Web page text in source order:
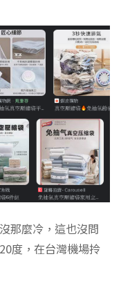
那麼冷，這也沒問
度，在台灣機場拎